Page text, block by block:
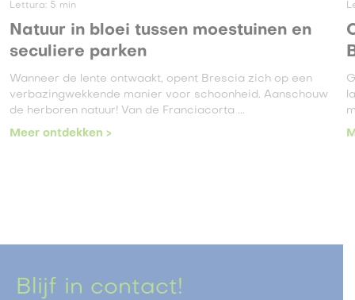
Lettura:
Culturele routes in de provincie
Brescia
Geroemd door het wereldwijde toerisme vanwege de
landschappelijke en monumentale schoonheid en de
mogelijkheden voor recreatie en ontspanning, wordt ...
Meer ontdekken >
Blijf in contact!